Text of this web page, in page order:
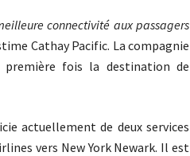
connectivité aux passagers
Cathay Pacific. La compagnie
fois la destination de
actuellement de deux services
vers New York Newark. Il est